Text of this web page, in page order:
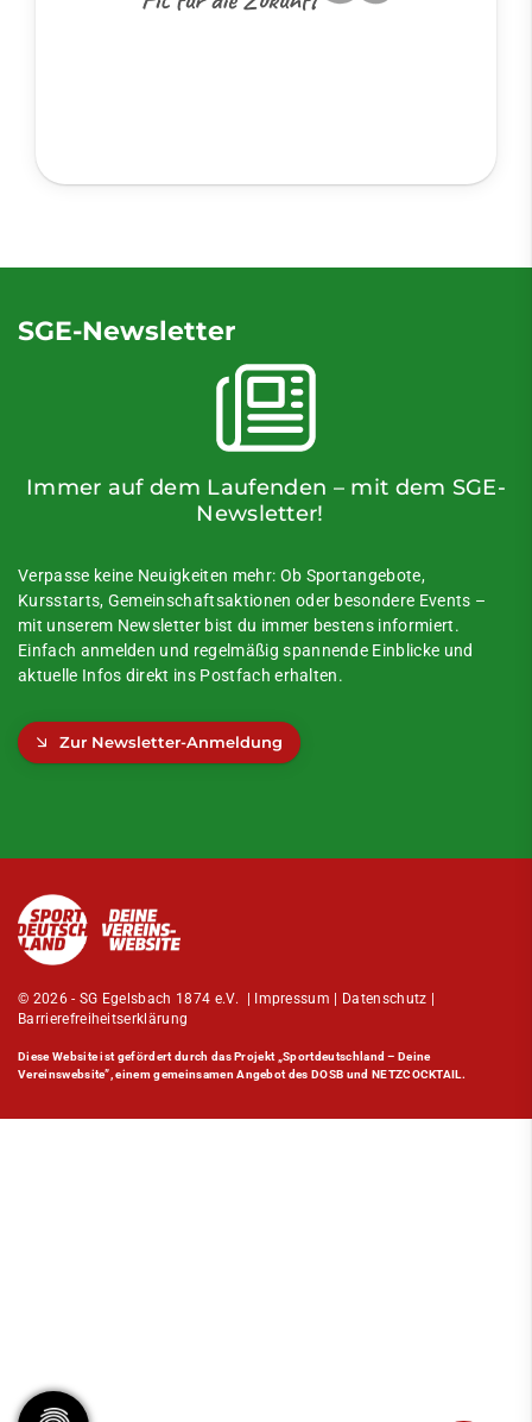
SGE-Newsletter
Immer auf dem Laufenden – mit dem SGE-
Newsletter!
Verpasse keine Neuigkeiten mehr: Ob Sportangebote,
Kursstarts, Gemeinschaftsaktionen oder besondere Events –
mit unserem Newsletter bist du immer bestens informiert.
Einfach anmelden und regelmäßig spannende Einblicke und
aktuelle Infos direkt ins Postfach erhalten.
Zur Newsletter-Anmeldung
© 2026 - SG Egelsbach 1874 e.V. | Impressum Datenschutz
Barrierefreiheitserklärung
Diese Website ist gefördert durch das Projekt„Sportdeutschland – Deine
Vereinswebsite”, einem gemeinsamen Angebot des DOSB und NETZCOCKTAIL.